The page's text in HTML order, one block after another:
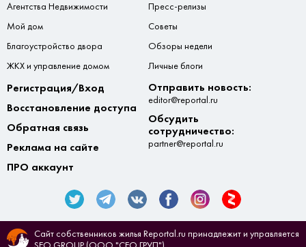
Агентства Недвижимости
Мой дом
Благоустройство двора
ЖКХ и управление домом
Пресс-релизы
Советы
Обзоры недели
Личные блоги
Регистрация/Вход
Восстановление доступа
Обратная связь
Реклама на сайте
ПРО аккаунт
Отправить новость:
editor@reportal.ru
Обсудить
сотрудничество:
partner@reportal.ru
Сайт собственников жилья Reportal.ru принадлежит и управляется